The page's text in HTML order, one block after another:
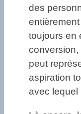
des
entièrement
toujours en
conversion,
peut
aspiration
avec lequel